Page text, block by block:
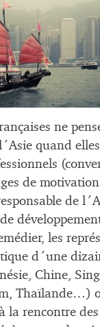
ne
quand
de
de
les
d´une
Chine,
Thaïlande…)
la rencontre